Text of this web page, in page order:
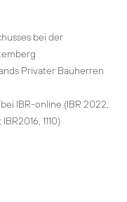
bei der
Privater Bauherren
IBR-online (IBR 2022,
1110)